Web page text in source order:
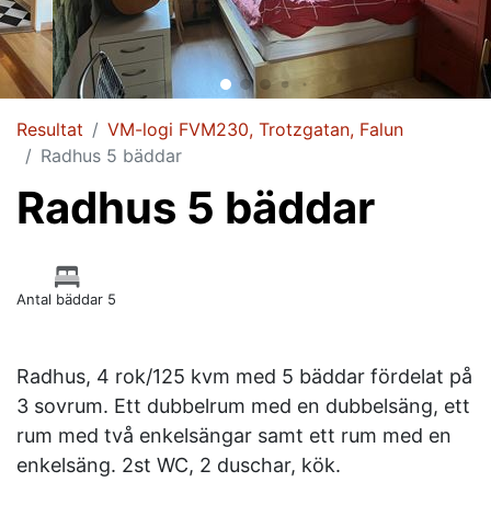
Resultat
VM-logi FVM230, Trotzgatan, Falun
Radhus 5 bäddar
Radhus 5 bäddar
Antal bäddar 5
Radhus, 4 rok/125 kvm med 5 bäddar fördelat på
3 sovrum. Ett dubbelrum med en dubbelsäng, ett
rum med två enkelsängar samt ett rum med en
enkelsäng. 2st WC, 2 duschar, kök.